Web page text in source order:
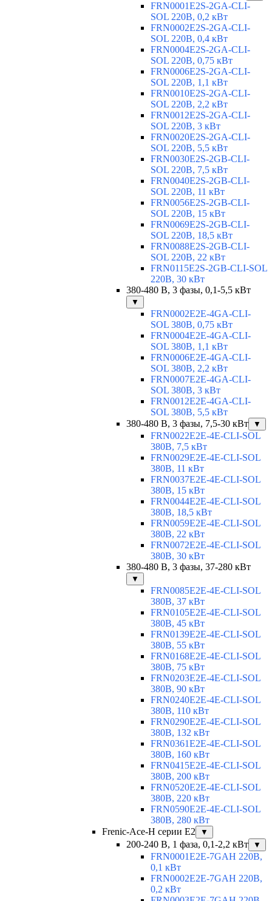
FRN0001E2S-2GA-CLI-
SOL 220В, 0,2 кВт
FRN0002E2S-2GA-CLI-
SOL 220В, 0,4 кВт
FRN0004E2S-2GA-CLI-
SOL 220В, 0,75 кВт
FRN0006E2S-2GA-CLI-
SOL 220В, 1,1 кВт
FRN0010E2S-2GA-CLI-
SOL 220В, 2,2 кВт
FRN0012E2S-2GA-CLI-
SOL 220В, 3 кВт
FRN0020E2S-2GA-CLI-
SOL 220В, 5,5 кВт
FRN0030E2S-2GB-CLI-
SOL 220В, 7,5 кВт
FRN0040E2S-2GB-CLI-
SOL 220В, 11 кВт
FRN0056E2S-2GB-CLI-
SOL 220В, 15 кВт
FRN0069E2S-2GB-CLI-
SOL 220В, 18,5 кВт
FRN0088E2S-2GB-CLI-
SOL 220В, 22 кВт
FRN0115E2S-2GB-CLI-SOL
220В, 30 кВт
380-480 В, 3 фазы, 0,1-5,5 кВт
▼
FRN0002E2E-4GA-CLI-
SOL 380В, 0,75 кВт
FRN0004E2E-4GA-CLI-
SOL 380В, 1,1 кВт
FRN0006E2E-4GA-CLI-
SOL 380В, 2,2 кВт
FRN0007E2E-4GA-CLI-
SOL 380В, 3 кВт
FRN0012E2E-4GA-CLI-
SOL 380В, 5,5 кВт
380-480 В, 3 фазы, 7,5-30 кВт
▼
FRN0022E2E-4E-CLI-SOL
380В, 7,5 кВт
FRN0029E2E-4E-CLI-SOL
380В, 11 кВт
FRN0037E2E-4E-CLI-SOL
380В, 15 кВт
FRN0044E2E-4E-CLI-SOL
380В, 18,5 кВт
FRN0059E2E-4E-CLI-SOL
380В, 22 кВт
FRN0072E2E-4E-CLI-SOL
380В, 30 кВт
380-480 В, 3 фазы, 37-280 кВт
▼
FRN0085E2E-4E-CLI-SOL
380В, 37 кВт
FRN0105E2E-4E-CLI-SOL
380В, 45 кВт
FRN0139E2E-4E-CLI-SOL
380В, 55 кВт
FRN0168E2E-4E-CLI-SOL
380В, 75 кВт
FRN0203E2E-4E-CLI-SOL
380В, 90 кВт
FRN0240E2E-4E-CLI-SOL
380В, 110 кВт
FRN0290E2E-4E-CLI-SOL
380В, 132 кВт
FRN0361E2E-4E-CLI-SOL
380В, 160 кВт
FRN0415E2E-4E-CLI-SOL
380В, 200 кВт
FRN0520E2E-4E-CLI-SOL
380В, 220 кВт
FRN0590E2E-4E-CLI-SOL
380В, 280 кВт
Frenic-Ace-H серии E2
▼
200-240 В, 1 фаза, 0,1-2,2 кВт ▼
FRN0001E2E-7GAH 220В,
0,1 кВт
FRN0002E2E-7GAH 220В,
0,2 кВт